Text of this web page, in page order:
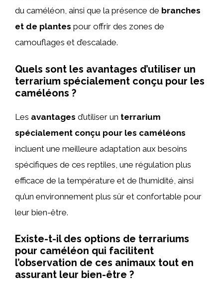
du caméléon, ainsi que la présence de branches
et de plantes pour offrir des zones de
camouflages et d’escalade.
Quels sont les avantages d’utiliser un
terrarium spécialement conçu pour les
caméléons ?
Les avantages d’utiliser un terrarium
spécialement conçu pour les caméléons
incluent une meilleure adaptation aux besoins
spécifiques de ces reptiles, une régulation plus
efficace de la température et de l’humidité, ainsi
qu’un environnement plus sûr et confortable pour
leur bien-être.
Existe-t-il des options de terrariums
pour caméléon qui facilitent
l’observation de ces animaux tout en
assurant leur bien-être ?